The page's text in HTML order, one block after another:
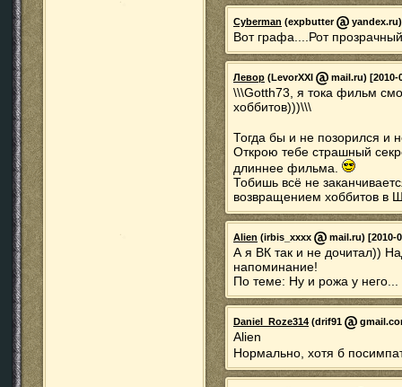
Cyberman (expbutter
Вот графа....Рот
Левор (LevorXXI mail.ru) [2010-
\\\Gotth73, я тока фильм
хоббитов)))\\\
Тогда бы и не позорился и
Открою тебе страшный
длиннее фильма.
Тобишь всё не
возвращением хоббитов в
Alien (irbis_xxxx mail.ru) [2010-
А я ВК так и не дочитал))
напоминание!
По теме: Ну и рожа у
Daniel_Roze314 (drif91
Alien
Нормально, хотя б